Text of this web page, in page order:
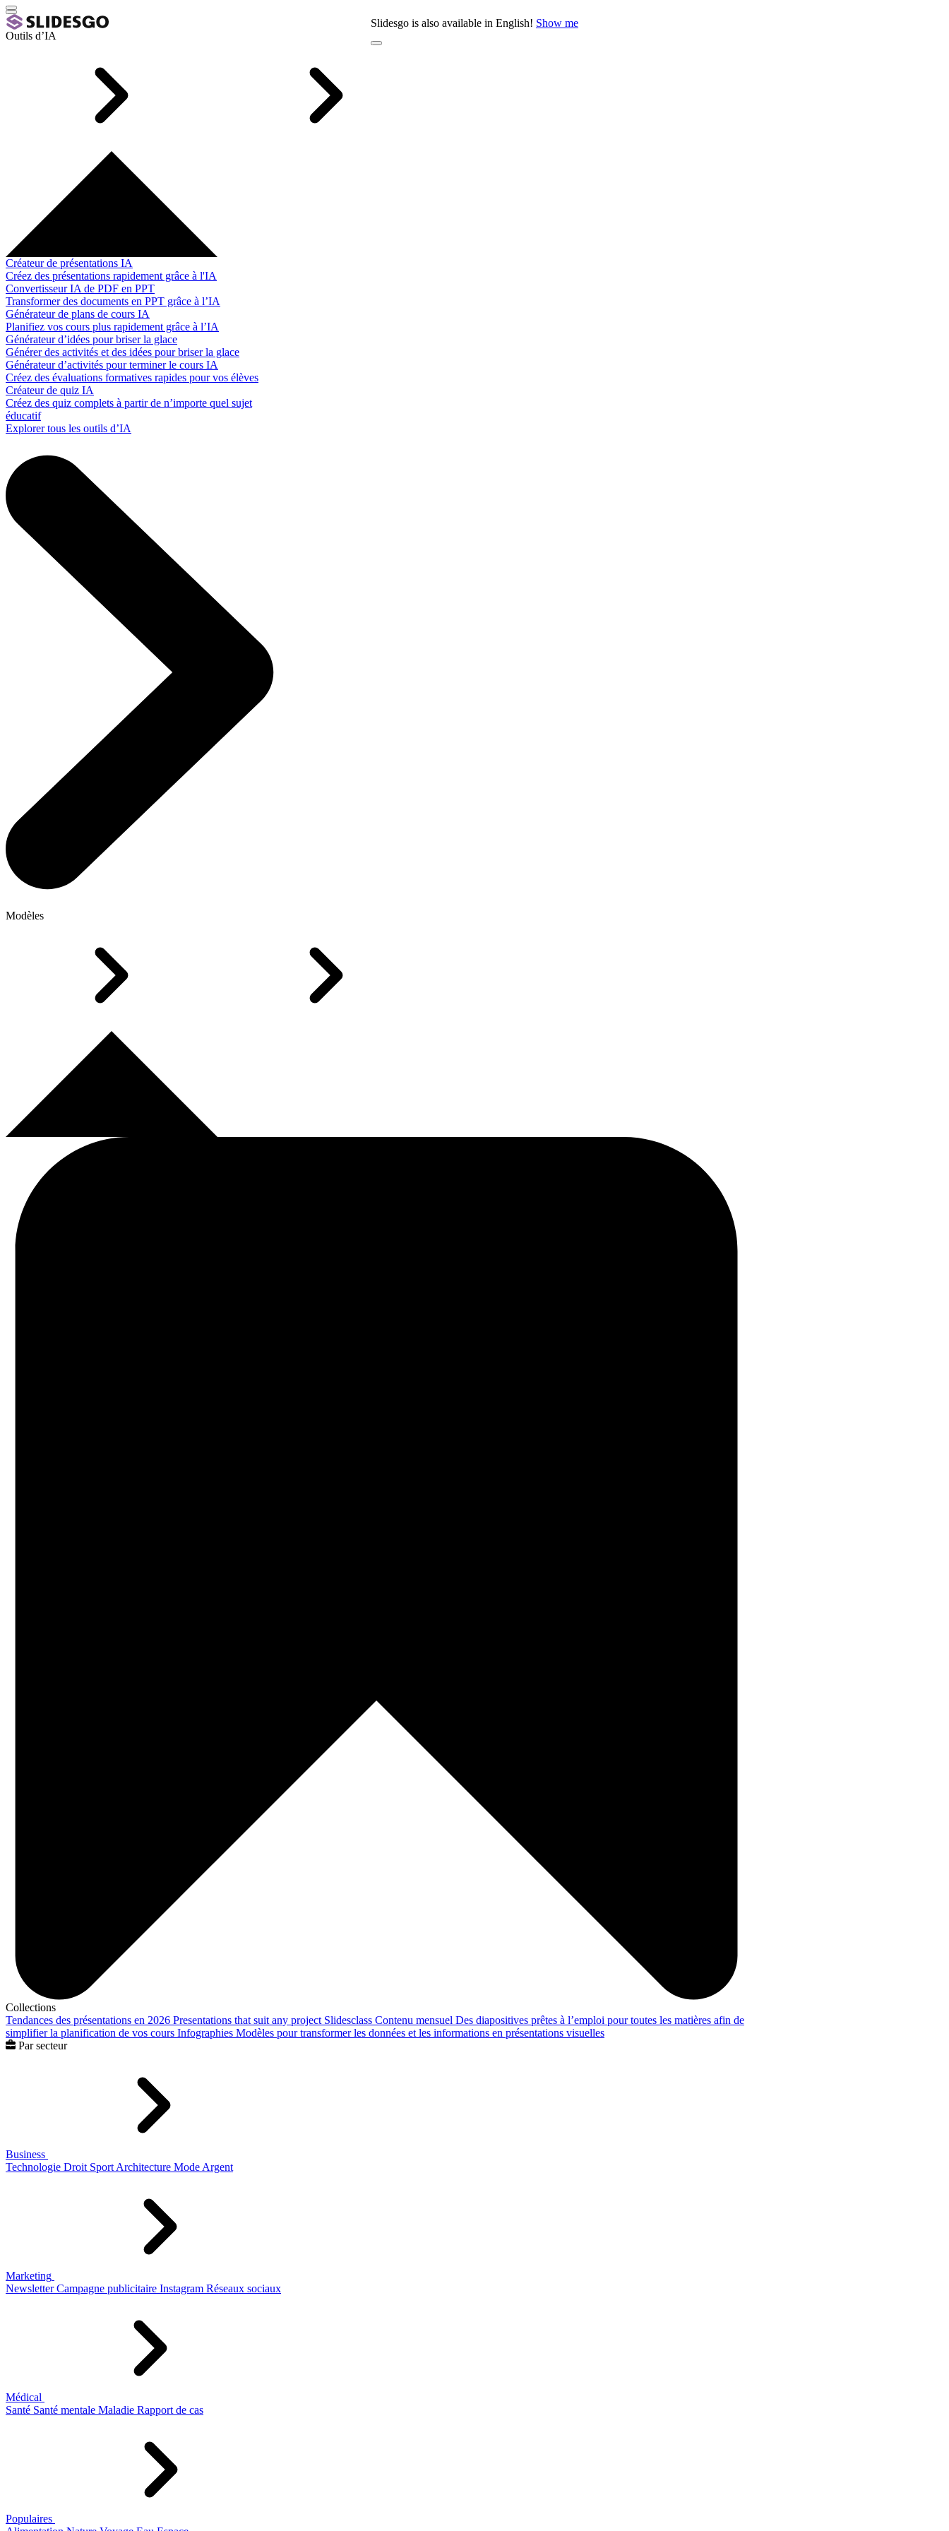
Slidesgo is also available in English! Show me
Outils d’IA
Créateur de présentations IA
Créez des présentations rapidement grâce à l'IA
Convertisseur IA de PDF en PPT
Transformer des documents en PPT grâce à l’IA
Générateur de plans de cours IA
Planifiez vos cours plus rapidement grâce à l’IA
Générateur d’idées pour briser la glace
Générer des activités et des idées pour briser la glace
Générateur d’activités pour terminer le cours IA
Créez des évaluations formatives rapides pour vos élèves
Créateur de quiz IA
Créez des quiz complets à partir de n’importe quel sujet
éducatif
Explorer tous les outils d’IA
Modèles
Collections
Tendances des présentations en 2026 Presentations that suit any project Slidesclass Contenu mensuel Des diapositives prêtes à l’emploi pour toutes les matières afin de
simplifier la planification de vos cours Infographies Modèles pour transformer les données et les informations en présentations visuelles
Par secteur
Business
Technologie Droit Sport Architecture Mode Argent
Marketing
Newsletter Campagne publicitaire Instagram Réseaux sociaux
Médical
Santé Santé mentale Maladie Rapport de cas
Populaires